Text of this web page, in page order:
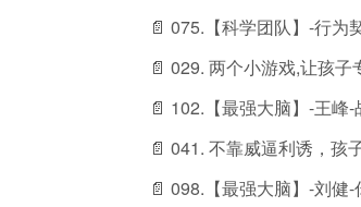
📄 075.【科学团队】-行为
📄 029. 两个小游戏,让孩
📄 102.【最强大脑】-王峰
📄 041. 不靠威逼利诱，孩
📄 098.【最强大脑】-刘健